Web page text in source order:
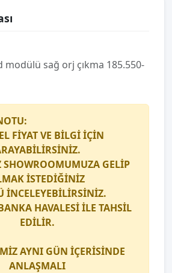
modülü sağ orj çıkma 185.550-
FİYAT VE BİLGİ İÇİN
SHOWROOMUMUZA GELİP
İSTEDİĞİNİZ
İNCELEYEBİLİRSİNİZ.
HAVALESİ İLE TAHSİL
EDİLİR.
AYNI GÜN İÇERİSİNDE
ANLAŞMALI